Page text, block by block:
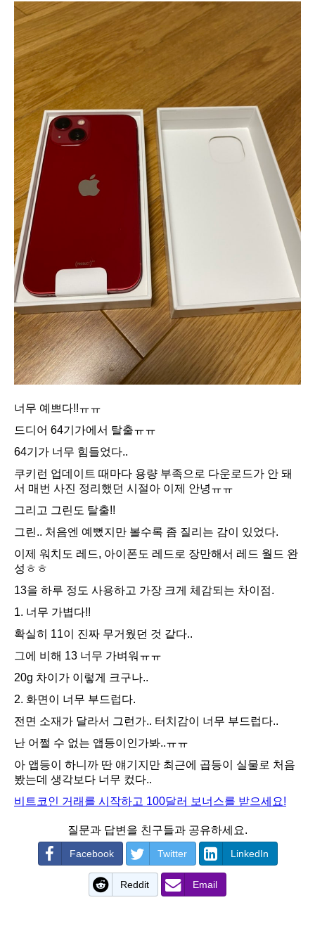
너무 예쁘다!!ㅠㅠ
드디어 64기가에서 탈출ㅠㅠ
64기가 너무 힘들었다..
쿠키런 업데이트 때마다 용량 부족으로 다운로드가 안 돼
서 매번 사진 정리했던 시절아 이제 안녕ㅠㅠ
그리고 그린도 탈출!!
그린.. 처음엔 예뻤지만 볼수록 좀 질리는 감이 있었다.
이제 워치도 레드, 아이폰도 레드로 장만해서 레드 월드 완
성ㅎㅎ
13을 하루 정도 사용하고 가장 크게 체감되는 차이점.
1. 너무 가볍다!!
확실히 11이 진짜 무거웠던 것 같다..
그에 비해 13 너무 가벼워ㅠㅠ
20g 차이가 이렇게 크구나..
2. 화면이 너무 부드럽다.
전면 소재가 달라서 그런가.. 터치감이 너무 부드럽다..
난 어쩔 수 없는 앱등이인가봐..ㅠㅠ
아 앱등이 하니까 딴 얘기지만 최근에 곱등이 실물로 처음
봤는데 생각보다 너무 컸다..
비트코인 거래를 시작하고 100달러 보너스를 받으세요!
질문과 답변을 친구들과 공유하세요.
Facebook Twitter LinkedIn
Reddit Email